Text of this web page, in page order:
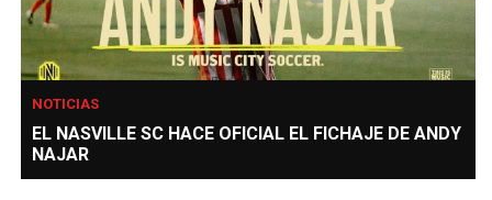
NOTICIAS
EL NASVILLE SC HACE OFICIAL EL FICHAJE DE ANDY
NAJAR